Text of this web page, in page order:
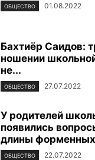
ОБЩЕСТВО 01.08.2022
Бахтиёр Саидов:
ношении
не...
ОБЩЕСТВО 27.07.2022
У родителей
появились
длины
ОБЩЕСТВО 22.07.2022